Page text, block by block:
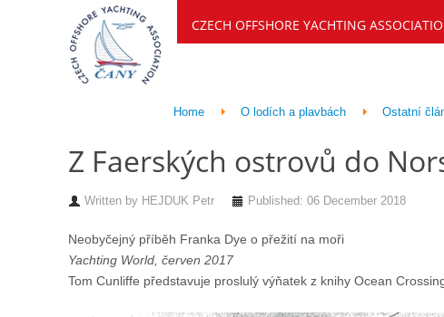
CZECH OFFSHORE YACHTING
Home O lodích a plavbách Ostatní
Z Faerských ostrovů do
Written by HEJDUK Petr Published: 06 December 2018
Neobyčejný příběh Franka Dye o přežití na moři
Yachting World, červen 2017
Tom Cunliffe představuje proslulý výňatek z knihy Ocean